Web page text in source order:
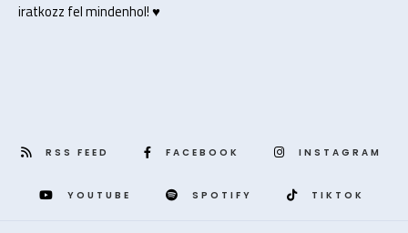
iratkozz fel mindenhol! ♥️
RSS FEED FACEBOOK INSTAGRAM
YOUTUBE SPOTIFY TIKTOK